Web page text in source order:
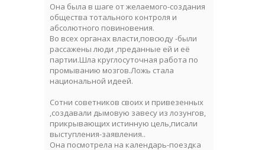
Она была в шаге от желаемого-создания
общества тотального контроля и
абсолютного повиновения.
Во всех органах власти,повсюду -были
рассажены люди ,преданные ей и её
партии.Шла круглосуточная работа по
промыванию мозгов.Ложь стала
национальной идеей.
Сотни советников своих и привезенных
,создавали дымовую завесу из лозунгов,
прикрывающих истинную цель,писали
выступления-заявления..
Она посмотрела на календарь-поездка